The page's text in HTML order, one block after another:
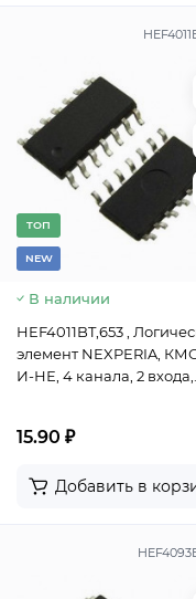
TОП
NEW
В наличии
HEF4011BT,653 ,
элемент NEXPERIA,
И-НЕ, 4 канала, 2 входа,
15.90 ₽
Добавить в